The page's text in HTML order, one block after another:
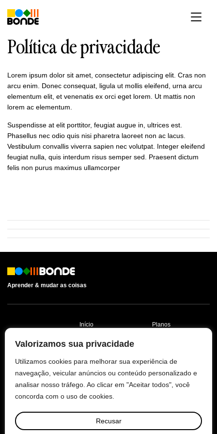
Valorizamos sua privacidade
Utilizamos cookies para melhorar sua experiência de
navegação, veicular anúncios ou conteúdo personalizado e
analisar nosso tráfego. Ao clicar em "Aceitar todos", você
concorda com o uso de cookies.
Recusar
para
Política de privacidade
Lorem ipsum dolor sit amet, consectetur adipiscing elit. Cras non
arcu enim. Donec consequat, ligula ut mollis eleifend, urna arcu
elementum elit, et venenatis ex orci eget lorem. Ut mattis non
lorem ac elementum.
Suspendisse at elit porttitor, feugiat augue in, ultrices est.
Phasellus nec odio quis nisi pharetra laoreet non ac lacus.
Vestibulum convallis viverra sapien nec volutpat. Integer eleifend
feugiat nulla, quis interdum risus semper sed. Praesent dictum
felis non purus maximus ullamcorper
Aprender & mudar as coisas
Início
Aprender
Sobre
Planos
Política de
Termos e Condições
© 2026 BONDE.